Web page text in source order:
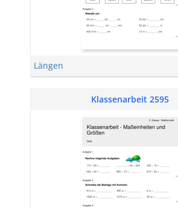
Längen
Klassenarbeit 2595